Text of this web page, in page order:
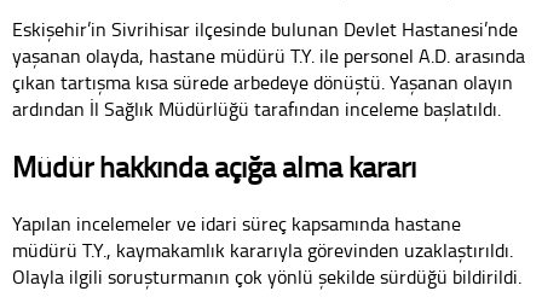
Eskişehir’in Sivrihisar ilçesinde bulunan Devlet Hastanesi’nde
yaşanan olayda, hastane müdürü T.Y. ile personel A.D. arasında
çıkan tartışma kısa sürede arbedeye dönüştü. Yaşanan olayın
ardından İl Sağlık Müdürlüğü tarafından inceleme başlatıldı.
Müdür hakkında açığa alma kararı
Yapılan incelemeler ve idari süreç kapsamında hastane
müdürü T.Y., kaymakamlık kararıyla görevinden uzaklaştırıldı.
Olayla ilgili soruşturmanın çok yönlü şekilde sürdüğü bildirildi.